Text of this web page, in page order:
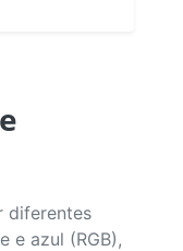
diferentes
e azul (RGB),